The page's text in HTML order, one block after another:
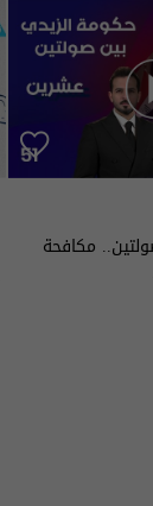
مكافحة